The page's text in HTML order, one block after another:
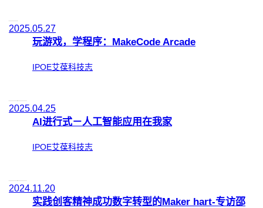
2025.05.27
玩游戏，学程序：MakeCode Arcade
IPOE艾葆科技志
2025.04.25
AI进行式－人工智能应用在我家
IPOE艾葆科技志
2024.11.20
实践创客精神成功数字转型的Maker hart-专访邵